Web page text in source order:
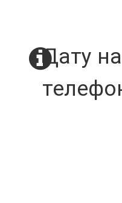
Дату